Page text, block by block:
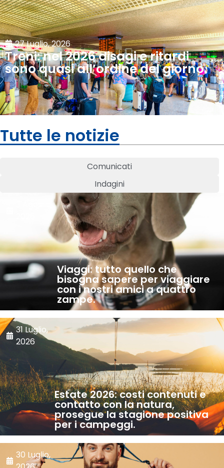
27 Luglio, 2026
Treni: nel 2026 disagi e ritardi
sono quasi all’ordine del giorno.
Tutte le notizie
Comunicati
Indagini
Viaggi: tutto quello che
bisogna sapere per viaggiare
con i nostri amici a quattro
zampe.
31 Luglio,
2026
Estate 2026: costi contenuti e
contatto con la natura,
prosegue la stagione positiva
per i campeggi.
30 Luglio,